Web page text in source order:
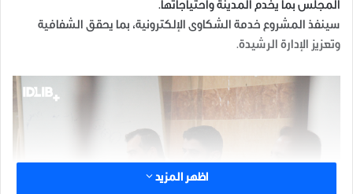
المجلس بما يخدم المدينة واحتياجاتها.
سينفذ المشروع خدمة الشكاوى الإلكترونية، بما يحقق الشفافية
وتعزيز الإدارة الرشيدة.
اظهر المزيد